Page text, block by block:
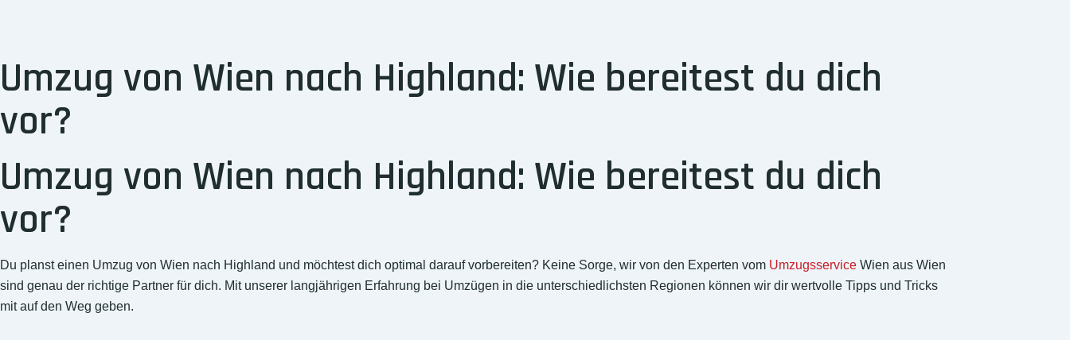
Umzug von Wien nach Highland: Wie bereitest du dich
vor?
Umzug von Wien nach Highland: Wie bereitest du dich
vor?
Du planst einen Umzug von Wien nach Highland und möchtest dich optimal darauf vorbereiten? Keine Sorge, wir von den Experten vom Umzugsservice Wien aus Wien
sind genau der richtige Partner für dich. Mit unserer langjährigen Erfahrung bei Umzügen in die unterschiedlichsten Regionen können wir dir wertvolle Tipps und Tricks
mit auf den Weg geben.